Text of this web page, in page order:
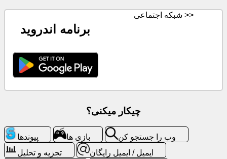
ChatGPT
ویکی
بازی
ها
برنامه اندروید
شبکه اجتماعی >>
چیکار میکنی؟
پیوندها بازی ها
وب را جستجو کن
تجزیه و تحلیل
ایمیل / ایمیل رایگان